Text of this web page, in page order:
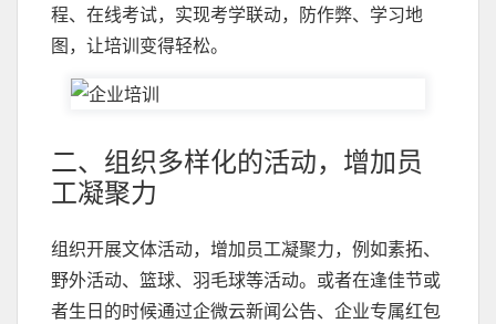
程、在线考试，实现考学联动，防作弊、学习地
图，让培训变得轻松。
二、组织多样化的活动，增加员
工凝聚力
组织开展文体活动，增加员工凝聚力，例如素拓、
野外活动、篮球、羽毛球等活动。或者在逢佳节或
者生日的时候通过企微云新闻公告、企业专属红包